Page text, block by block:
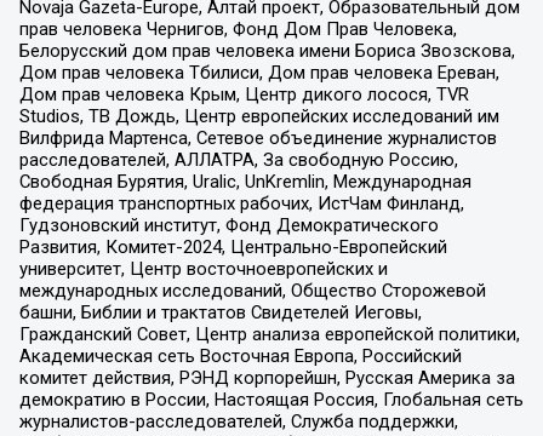
Novaja Gazeta-Europe, Алтай проект, Образовательный дом
прав человека Чернигов, Фонд Дом Прав Человека,
Белорусский дом прав человека имени Бориса Звозскова,
Дом прав человека Тбилиси, Дом прав человека Ереван,
Дом прав человека Крым, Центр дикого лосося, TVR
Studios, ТВ Дождь, Центр европейских исследований им
Вилфрида Мартенса, Сетевое объединение журналистов
расследователей, АЛЛАТРА, За свободную Россию,
Свободная Бурятия, Uralic, UnKremlin, Международная
федерация транспортных рабочих, ИстЧам Финланд,
Гудзоновский институт, Фонд Демократического
Развития, Комитет-2024, Центрально-Европейский
университет, Центр восточноевропейских и
международных исследований, Общество Сторожевой
башни, Библии и трактатов Свидетелей Иеговы,
Гражданский Совет, Центр анализа европейской политики,
Академическая сеть Восточная Европа, Российский
комитет действия, РЭНД корпорейшн, Русская Америка за
демократию в России, Настоящая Россия, Глобальная сеть
журналистов-расследователей, Служба поддержки,